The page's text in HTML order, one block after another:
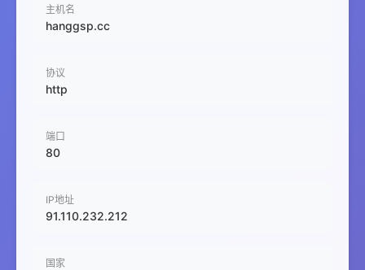
主机名
hanggsp.cc
协议
http
端口
80
IP地址
91.110.232.212
国家